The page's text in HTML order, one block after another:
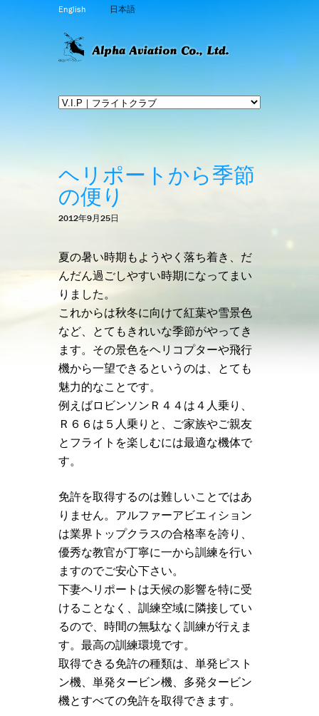
English 日本語
ヘリポートから季節
の便り
2012年9月25日
夏の暑い時期もようやく落ち着き、だ
んだん過ごしやすい時期になってまい
りました。
これからは秋冬に向けて紅葉や雪景色
など、とてもきれいな季節がやってき
ます。その景色をヘリコプターや飛行
機から一望できるというのは、とても
魅力的なことです。
例えばロビンソンＲ４４は４人乗り、
Ｒ６６は５人乗りと、ご家族やご親友
とフライトを楽しむには最適な機体で
す。
免許を取得するのは難しいことではあ
りません。アルファーアビエィション
は業界トップクラスの合格率を誇り、
優秀な教官が丁寧に一から訓練を行い
ますのでご安心下さい。
下妻ヘリポートは天候の影響を特に受
けることなく、訓練空域に隣接してい
るので、時間の無駄なく訓練が行えま
す。最高の訓練環境です。
取得できる免許の種類は、単発ピスト
ン機、単発タービン機、多発タービン
機とすべての免許を取得できます。